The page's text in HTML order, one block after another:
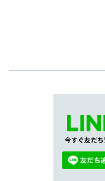
今すぐ友だ